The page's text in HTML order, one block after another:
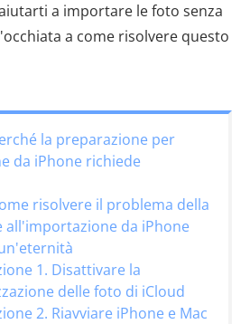
a importare le foto senza
a come risolvere questo
la preparazione per
da iPhone richiede
risolvere il problema della
all'importazione da iPhone
1. Disattivare la
delle foto di iCloud
2. Riavviare iPhone e Mac